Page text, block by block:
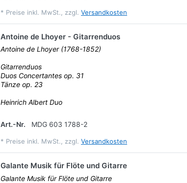
* Preise inkl. MwSt., zzgl. Versandkosten
Antoine de Lhoyer - Gitarrenduos
Antoine de Lhoyer (1768-1852)
Gitarrenduos
Duos Concertantes op. 31
Tänze op. 23
Heinrich Albert Duo
Art.-Nr. MDG 603 1788-2
* Preise inkl. MwSt., zzgl. Versandkosten
Galante Musik für Flöte und Gitarre
Galante Musik für Flöte und Gitarre